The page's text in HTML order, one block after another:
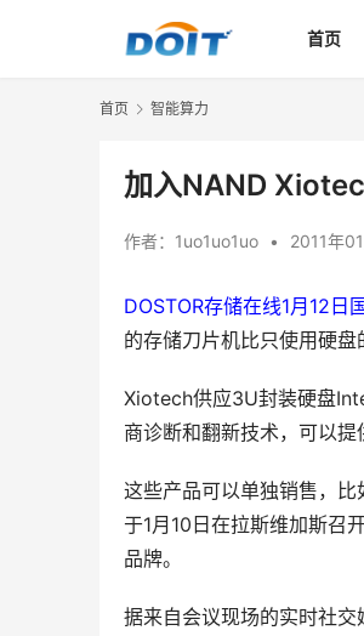
首页
首页 智能算力
加入NAND
作者： 1uo1uo1uo • 2011年
DOSTOR存储在线1月12日
的存储刀片机比只使用硬盘
Xiotech供应3U封装硬盘
商诊断和翻新技术，可以提
这些产品可以单独销售，
于1月10日在拉斯维加斯召
品牌。
据来自会议现场的实时社